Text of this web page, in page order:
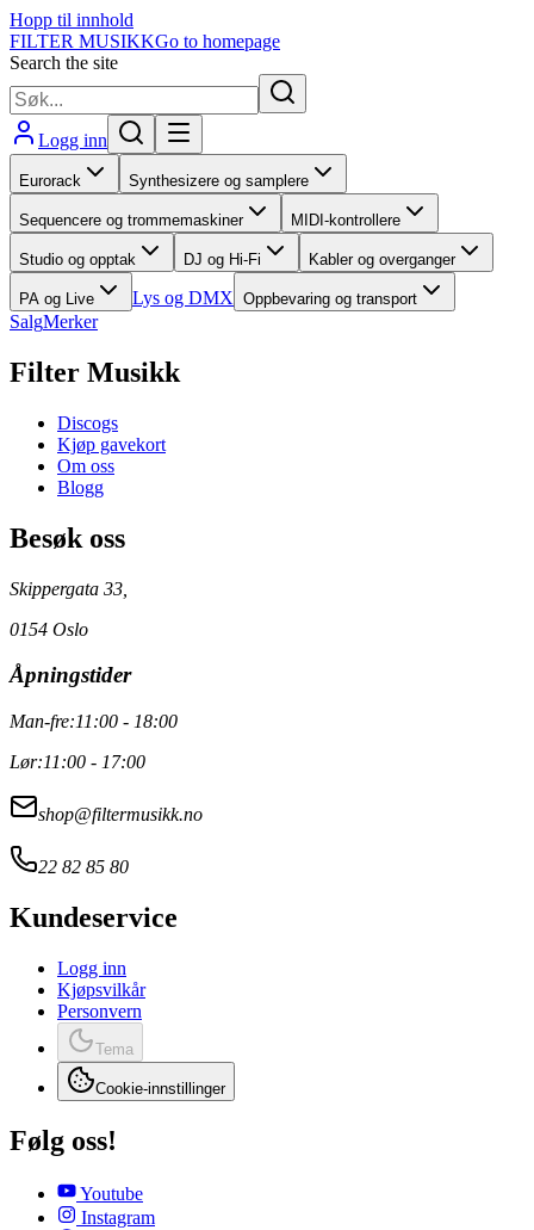
Hopp til innhold
FILTER MUSIKKGo to homepage
Search the site
Logg inn
Eurorack Synthesizere og samplere
Sequencere og trommemaskiner MIDI-kontrollere
Studio og opptak DJ og Hi-Fi Kabler og overganger
PA og Live Lys og DMX Oppbevaring og transport
SalgMerker
Filter Musikk
Discogs
Kjøp gavekort
Om oss
Blogg
Besøk oss
Skippergata 33,
0154 Oslo
Åpningstider
Man-fre:11:00 - 18:00
Lør:11:00 - 17:00
shop@filtermusikk.no
22 82 85 80
Kundeservice
Logg inn
Kjøpsvilkår
Personvern
Tema
Cookie-innstillinger
Følg oss!
Youtube
Instagram